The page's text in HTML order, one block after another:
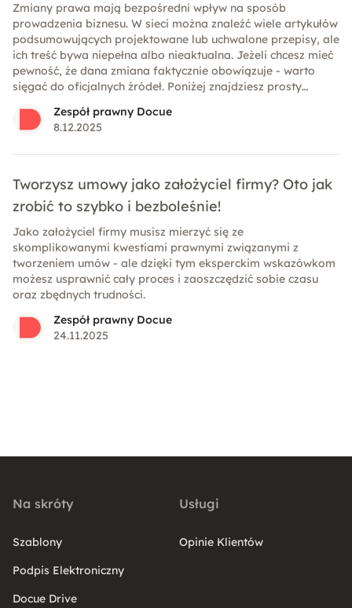
Zmiany prawa mają bezpośredni wpływ na sposób
prowadzenia biznesu. W sieci można znaleźć wiele artykułów
podsumowujących projektowane lub uchwalone przepisy, ale
ich treść bywa niepełna albo nieaktualna. Jeżeli chcesz mieć
pewność, że dana zmiana faktycznie obowiązuje - warto
sięgać do oficjalnych źródeł. Poniżej znajdziesz prosty
weryfikować status procedowanych zmian w prawie.
Zespół prawny Docue
8.12.2025
Tworzysz umowy jako założyciel firmy? Oto jak
zrobić to szybko i bezboleśnie!
Jako założyciel firmy musisz mierzyć się ze
skomplikowanymi kwestiami prawnymi związanymi z
tworzeniem umów - ale dzięki tym eksperckim wskazówkom
możesz usprawnić cały proces i zaoszczędzić sobie czasu
oraz zbędnych trudności.
Zespół prawny Docue
24.11.2025
Na skróty
Szablony
Podpis Elektroniczny
Docue Drive
Usługi
Opinie Klientów